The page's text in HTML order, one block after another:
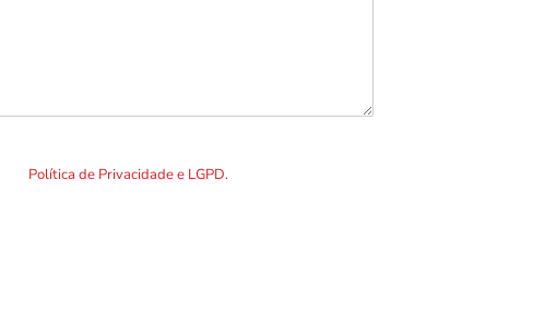
Política de Privacidade e LGPD.